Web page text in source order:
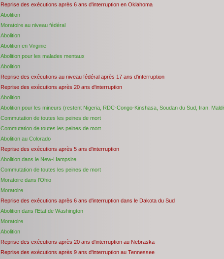
Reprise des exécutions après 6 ans d'interruption en Oklahoma
Abolition
Moratoire au niveau fédéral
Abolition
Abolition en Virginie
Abolition pour les malades mentaux
Abolition
Reprise des exécutions au niveau fédéral après 17 ans d'interruption
Reprise des exécutions après 20 ans d'interruption
Abolition
Abolition pour les mineurs (restent Nigeria, RDC-Congo-Kinshasa, Soudan du Sud, Iran,
Commutation de toutes les peines de mort
Commutation de toutes les peines de mort
Abolition au Colorado
Reprise des exécutions après 5 ans d'interruption
Abolition dans le New-Hampsire
Commutation de toutes les peines de mort
Moratoire dans l'Ohio
Moratoire
Reprise des exécutions après 6 ans d'interruption dans le Dakota du Sud
Abolition dans l'Etat de Washington
Moratoire
Abolition
Reprise des exécutions après 20 ans d'interruption au Nebraska
Reprise des exécutions après 9 ans d'interruption au Tennessee